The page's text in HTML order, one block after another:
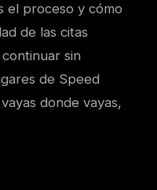
el proceso y cómo
de las citas
sin
de Speed
donde vayas,